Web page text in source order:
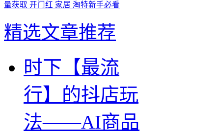
量获取 开门红 家居 淘特新手必看
精选文章推荐
时下【最流
行】的抖店玩
法——AI商品